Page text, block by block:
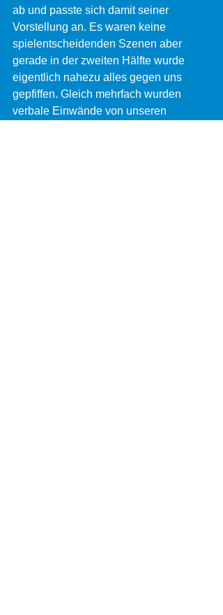
ab und passte sich damit seiner
Vorstellung an. Es waren keine
spielentscheidenden Szenen aber
gerade in der zweiten Hälfte wurde
eigentlich nahezu alles gegen uns
gepfiffen. Gleich mehrfach wurden
verbale Einwände von unseren